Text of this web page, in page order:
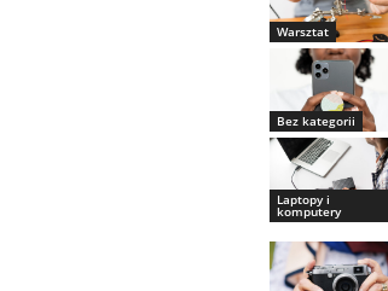
Warsztat
Bez kategorii
Laptopy i
komputery